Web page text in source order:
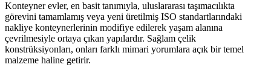
Konteyner evler, en basit tanımıyla, uluslararası taşımacılıkta
görevini tamamlamış veya yeni üretilmiş ISO standartlarındaki
nakliye konteynerlerinin modifiye edilerek yaşam alanına
çevrilmesiyle ortaya çıkan yapılardır. Sağlam çelik
konstrüksiyonları, onları farklı mimari yorumlara açık bir temel
malzeme haline getirir.